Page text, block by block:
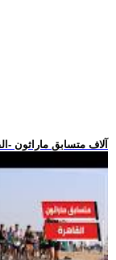
.. 10 آلاف متسابق